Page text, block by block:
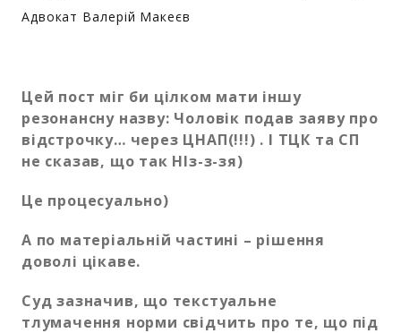
Адвокат Валерій Макеєв
Цей пост міг би цілком мати іншу
резонансну назву: Чоловік подав заяву про
відстрочку… через ЦНАП(!!!) . І ТЦК та СП
не сказав, що так НІз-з-зя)
Це процесуально)
А по матеріальній частині – рішення
доволі цікаве.
Суд зазначив, що текстуальне
тлумачення норми свідчить про те, що під